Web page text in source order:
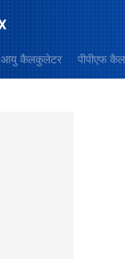
आयु कैलकुलेटर पीपीएफ